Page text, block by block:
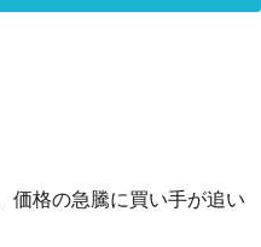
価格の急騰に買い手が追い